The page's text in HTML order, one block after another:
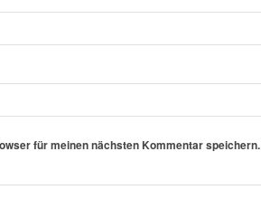
für meinen nächsten Kommentar speichern.